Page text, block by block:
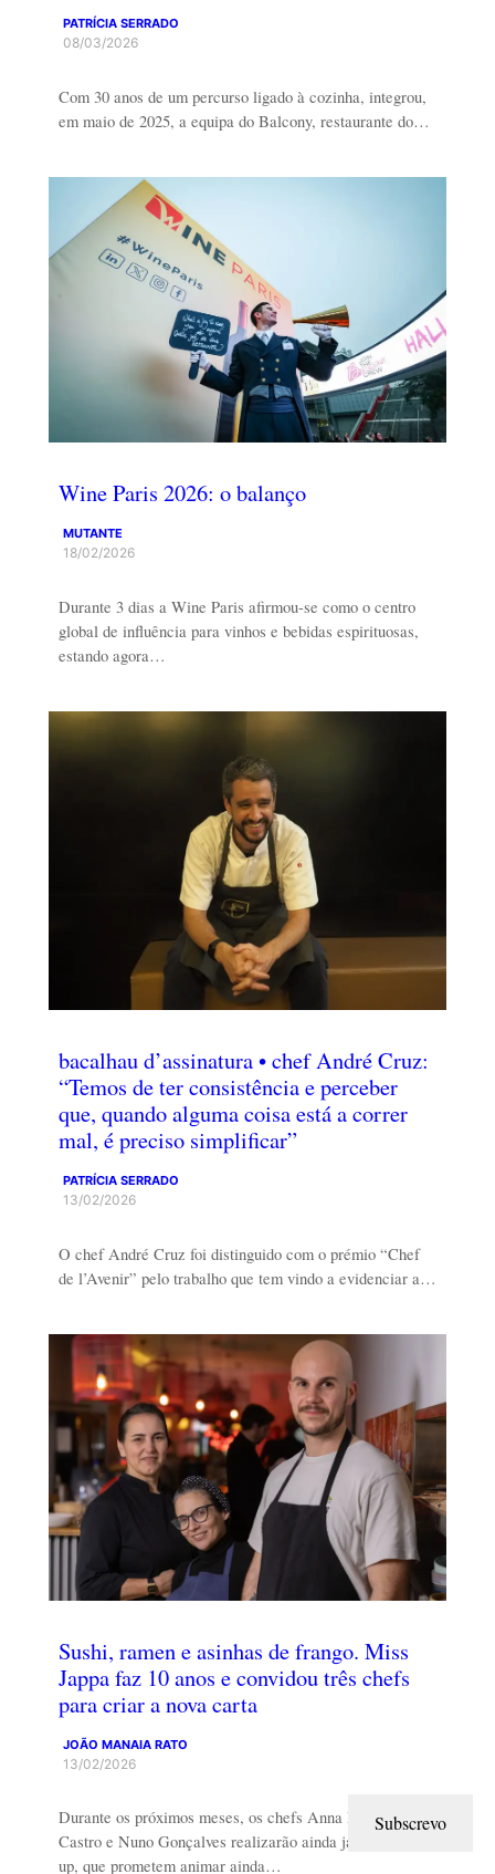
PATRÍCIA SERRADO
08/03/2026
Com 30 anos de um percurso ligado à cozinha, integrou,
em maio de 2025, a equipa do Balcony, restaurante do…
Wine Paris 2026: o balanço
MUTANTE
18/02/2026
Durante 3 dias a Wine Paris afirmou-se como o centro
global de influência para vinhos e bebidas espirituosas,
estando agora…
bacalhau d’assinatura • chef André Cruz:
“Temos de ter consistência e perceber
que, quando alguma coisa está a correr
mal, é preciso simplificar”
PATRÍCIA SERRADO
13/02/2026
O chef André Cruz foi distinguido com o prémio “Chef
de l’Avenir” pelo trabalho que tem vindo a evidenciar a…
Sushi, ramen e asinhas de frango. Miss
Jappa faz 10 anos e convidou três chefs
para criar a nova carta
JOÃO MANAIA RATO
13/02/2026
Durante os próximos meses, os chefs Anna Lins, Natalie
Castro e Nuno Gonçalves realizarão ainda jantares pop-
up, que prometem animar ainda…
Subscrevo